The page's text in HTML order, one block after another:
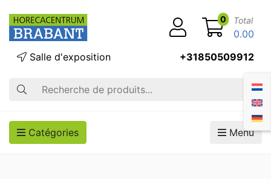
Recherche
Salle d'exposition +31850509912
0 Total
0.00
Catégories Menu